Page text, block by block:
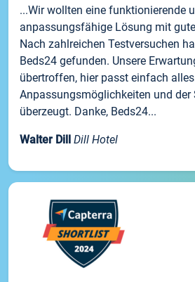
...Wir wollten eine funktionierende
anpassungsfähige Lösung mit
Nach zahlreichen Testversuchen
Beds24 gefunden. Unsere
übertroffen, hier passt einfach
Anpassungsmöglichkeiten und der
überzeugt. Danke, Beds24...
Walter Dill Dill Hotel